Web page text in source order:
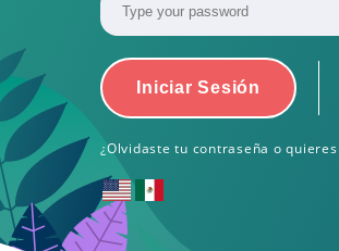
Iniciar Sesión
¿Olvidaste tu contraseña o